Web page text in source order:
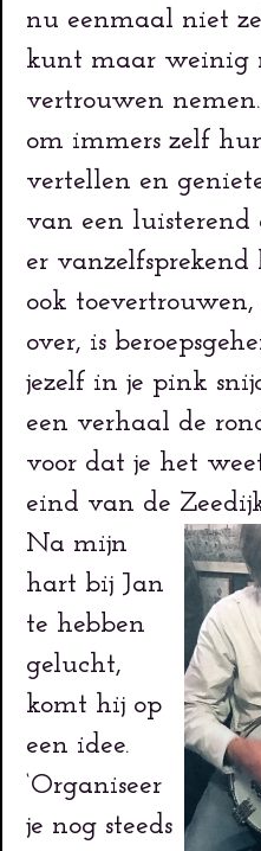
nu eenmaal niet
kunt maar weinig
vertrouwen
om immers zelf
vertellen en
van een luisterend
er
ook
over, is
jezelf in je pink
een verhaal de
voor dat je het
eind van de
Na mijn
hart bij Jan
te hebben
gelucht,
komt hij op
een idee.
‘Organiseer
je nog steeds